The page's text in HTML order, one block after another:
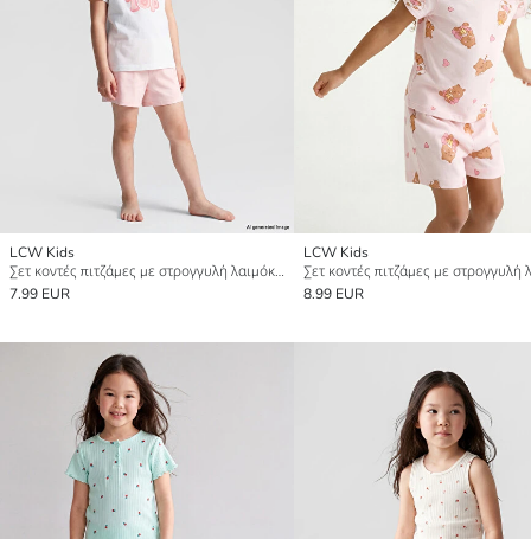
LCW Kids
Σετ κοντές πιτζάμες με στρογγυλή λαιμόκοψη για κορίτσια
7.99 EUR
LCW Kids
8.99 EUR